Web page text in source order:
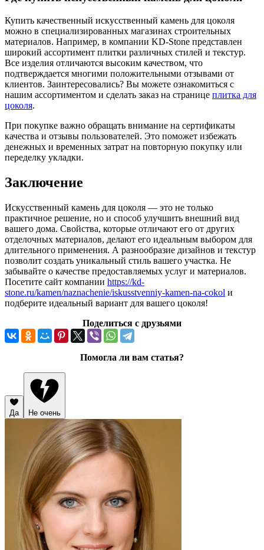
Купить качественный искусственный камень для цоколя
можно в специализированных магазинах строительных
материалов. Например, в компании KD-Stone представлен
широкий ассортимент плитки различных стилей и текстур.
Все изделия отличаются высоким качеством, что
подтверждается многими положительными отзывами от
клиентов. Заинтересовались? Вы можете ознакомиться с
нашим ассортиментом и сделать заказ на странице плитка для
цоколя.
При покупке важно обращать внимание на сертификаты
качества и отзывы пользователей. Это поможет избежать
денежных и временных затрат на повторную покупку или
переделку укладки.
Заключение
Искусственный камень для цоколя — это не только
практичное решение, но и способ улучшить внешний вид
вашего дома. Свойства, которые отличают его от других
отделочных материалов, делают его идеальным выбором для
длительного применения. А разнообразие дизайнов и текстур
позволит создать уникальный стиль вашего участка. Не
забывайте о качестве предоставляемых услуг и материалов.
Посетите сайт компании https://kd-
stone.ru/kamen/naznachenie/iskusstvenniy-kamen-na-cokol и
подберите идеальный вариант для вашего цоколя!
Поделиться с друзьями
Помогла ли вам статья?
Да Не очень